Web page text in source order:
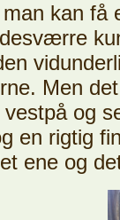
kan få
Men
og
en rigtig
ene og